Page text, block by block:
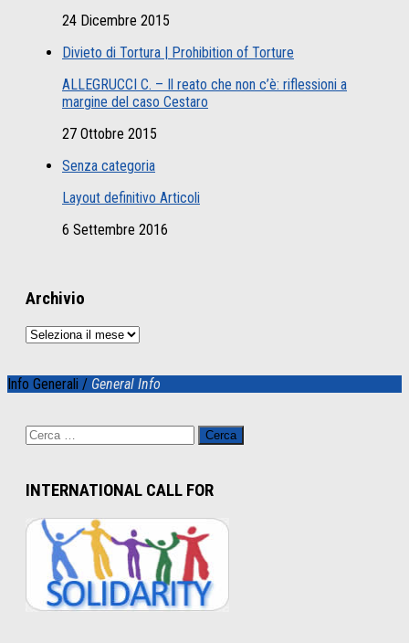
24 Dicembre 2015
Divieto di Tortura | Prohibition of Torture
ALLEGRUCCI C. – Il reato che non c’è: riflessioni a
margine del caso Cestaro
27 Ottobre 2015
Senza categoria
Layout definitivo Articoli
6 Settembre 2016
Archivio
Archivio
Info Generali / General Info
Ricerca
INTERNATIONAL CALL FOR